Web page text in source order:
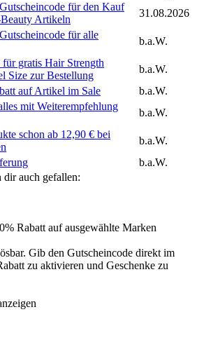
für den Kauf
Artikeln
31.08.2026
für alle
b.a.W.
gratis Hair Strength
Size zur Bestellung
b.a.W.
auf Artikel im Sale
b.a.W.
mit Weiterempfehlung
b.a.W.
schon ab 12,90 € bei
b.a.W.
b.a.W.
auch gefallen:
Rabatt auf ausgewählte Marken
Gib den Gutscheincode direkt im
zu aktivieren und Geschenke zu